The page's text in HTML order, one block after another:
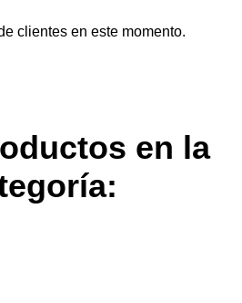
clientes en este momento.
en la